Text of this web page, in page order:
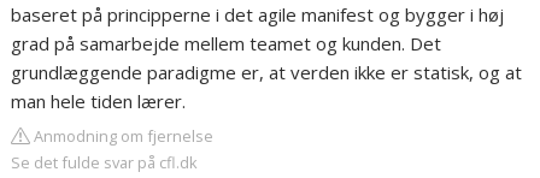
baseret på principperne i det agile manifest og bygger i høj
grad på samarbejde mellem teamet og kunden. Det
grundlæggende paradigme er, at verden ikke er statisk, og at
man hele tiden lærer.
Anmodning om fjernelse
Se det fulde svar på cfl.dk